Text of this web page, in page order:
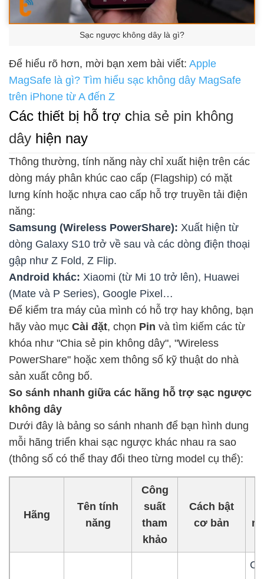
Sạc ngược không dây là gì?
Để hiểu rõ hơn, mời bạn xem bài viết: Apple
MagSafe là gì? Tìm hiểu sạc không dây MagSafe
trên iPhone từ A đến Z
Các thiết bị hỗ trợ chia sẻ pin không
dây hiện nay
Thông thường, tính năng này chỉ xuất hiện trên các
dòng máy phân khúc cao cấp (Flagship) có mặt
lưng kính hoặc nhựa cao cấp hỗ trợ truyền tải điện
năng:
Samsung (Wireless PowerShare): Xuất hiện từ
dòng Galaxy S10 trở về sau và các dòng điện thoại
gập như Z Fold, Z Flip.
Android khác: Xiaomi (từ Mi 10 trở lên), Huawei
(Mate và P Series), Google Pixel…
Để kiểm tra máy của mình có hỗ trợ hay không, bạn
hãy vào mục Cài đặt, chọn Pin và tìm kiếm các từ
khóa như "Chia sẻ pin không dây", "Wireless
PowerShare" hoặc xem thông số kỹ thuật do nhà
sản xuất công bố.
So sánh nhanh giữa các hãng hỗ trợ sạc ngược
không dây
Dưới đây là bảng so sánh nhanh để bạn hình dung
mỗi hãng triển khai sạc ngược khác nhau ra sao
(thông số có thể thay đổi theo từng model cụ thể):
Hãng
Tên tính
năng
Công
suất
tham
khảo
Cách bật
cơ bản